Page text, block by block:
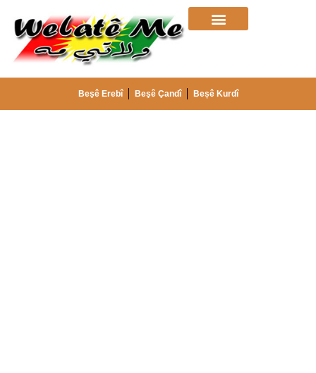
Beşê Erebî Beşê Çandî Beșê Kurdî